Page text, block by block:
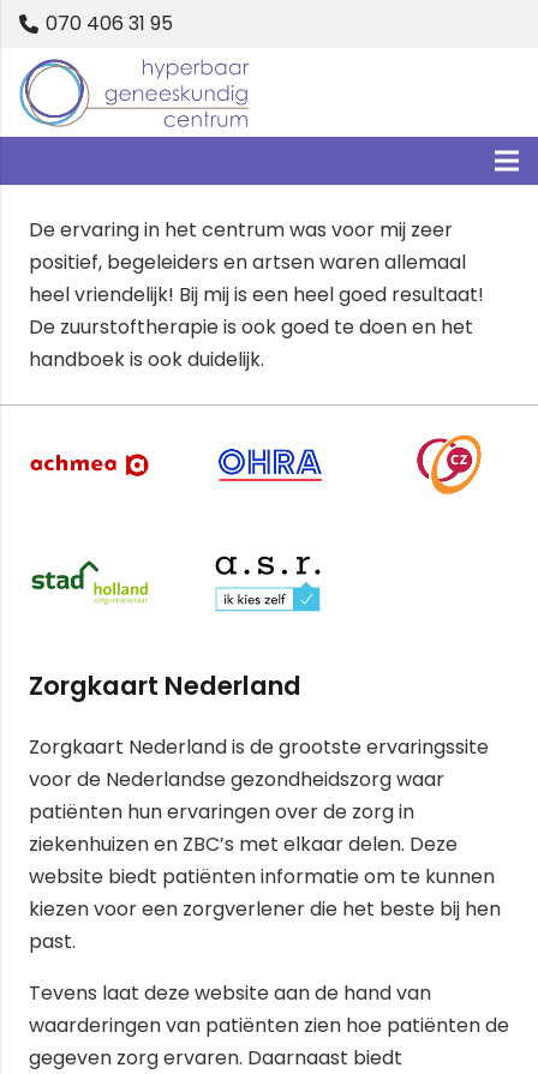
070 406 31 95
De ervaring in het centrum was voor mij zeer
positief, begeleiders en artsen waren allemaal
heel vriendelijk! Bij mij is een heel goed resultaat!
De zuurstoftherapie is ook goed te doen en het
handboek is ook duidelijk.
Zorgkaart Nederland
Zorgkaart Nederland is de grootste ervaringssite
voor de Nederlandse gezondheidszorg waar
patiënten hun ervaringen over de zorg in
ziekenhuizen en ZBC’s met elkaar delen. Deze
website biedt patiënten informatie om te kunnen
kiezen voor een zorgverlener die het beste bij hen
past.
Tevens laat deze website aan de hand van
waarderingen van patiënten zien hoe patiënten de
gegeven zorg ervaren. Daarnaast biedt